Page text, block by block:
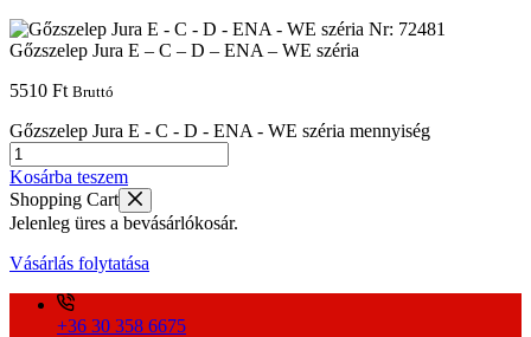
Gőzszelep Jura E – C – D – ENA – WE széria
5510 Ft Bruttó
Gőzszelep Jura E - C - D - ENA - WE széria mennyiség
Kosárba teszem
Shopping Cart
Jelenleg üres a bevásárlókosár.
Vásárlás folytatása
+36 30 358 6675